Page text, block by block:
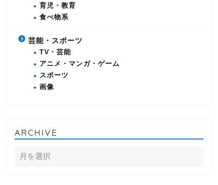
育児・教育
食べ物系
芸能・スポーツ
TV・芸能
アニメ・マンガ・ゲーム
スポーツ
画像
ARCHIVE